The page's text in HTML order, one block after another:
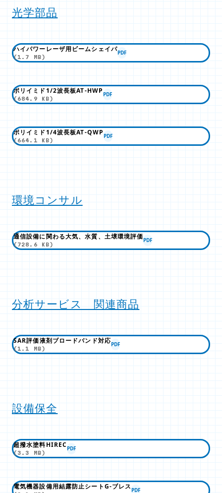
光学部品
ハイパワーレーザ用ビームシェイパ
(1.7 MB)
PDF
ポリイミド1/2波長板AT-HWP
(684.9 KB)
PDF
ポリイミド1/4波長板AT-QWP
(664.1 KB)
PDF
環境コンサル
通信設備に関わる大気、水質、土壌環境評価
(728.6 KB)
PDF
分析サービス 関連商品
SAR評価液剤ブロードバンド対応
(1.1 MB)
PDF
設備保全
超撥水塗料HIREC
(3.3 MB)
PDF
電気機器設備用結露防止シートG-ブレスPDF